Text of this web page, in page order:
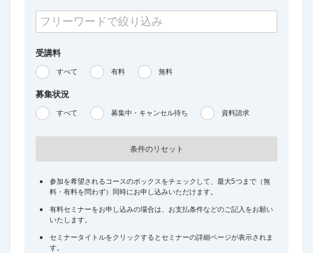
受講料
すべて 有料 無料
募集状況
すべて 募集中・キャンセル待ち 資料請求
条件のリセット
参加を希望されるコースのボックスをチェックして、最大5つまで（無
料・有料を問わず）同時にお申し込みいただけます。
有料セミナーをお申し込みの場合は、お支払条件などのご記入をお願い
いたします。
セミナータイトルをクリックするとセミナーの詳細ページが表示されま
す。